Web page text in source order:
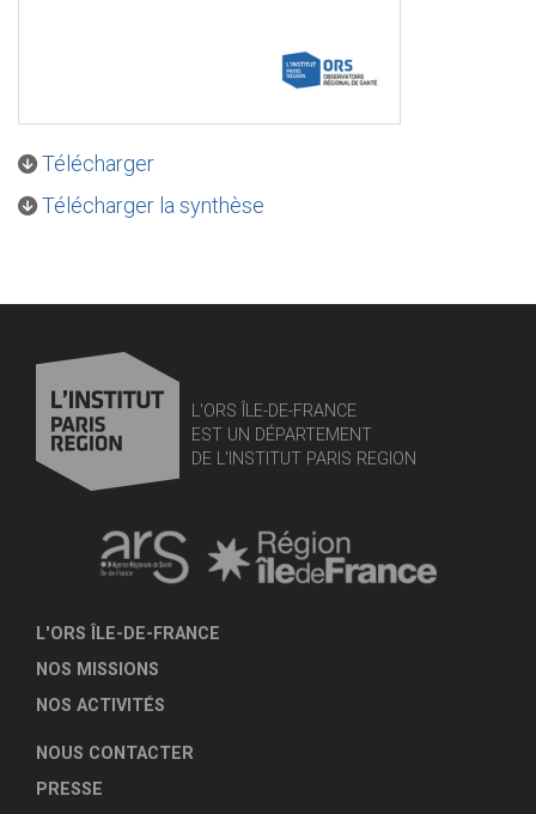
Télécharger
Télécharger la synthèse
L'ORS ÎLE-DE-FRANCE
EST UN DÉPARTEMENT
DE L'INSTITUT PARIS REGION
L'ORS ÎLE-DE-FRANCE
NOS MISSIONS
NOS ACTIVITÉS
NOUS CONTACTER
PRESSE